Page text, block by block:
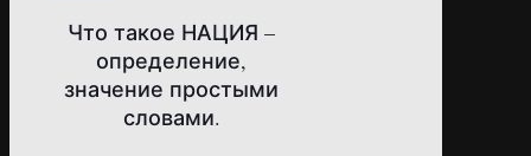
Что такое НАЦИЯ –
определение,
значение простыми
словами.